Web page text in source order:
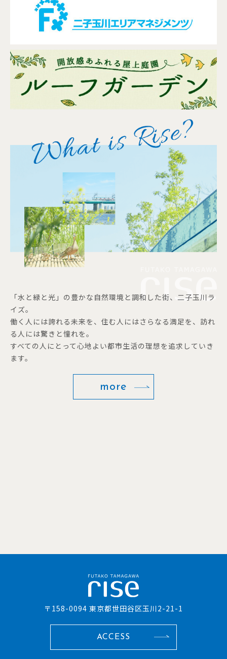
「水と緑と光」の豊かな自然環境と調和した街、二子玉川ラ
イズ。
働く人には誇れる未来を、住む人にはさらなる満足を、訪れ
る人には驚きと憧れを。
すべての人にとって心地よい都市生活の理想を追求していき
ます。
more
〒158-0094 東京都世田谷区玉川2-21-1
ACCESS